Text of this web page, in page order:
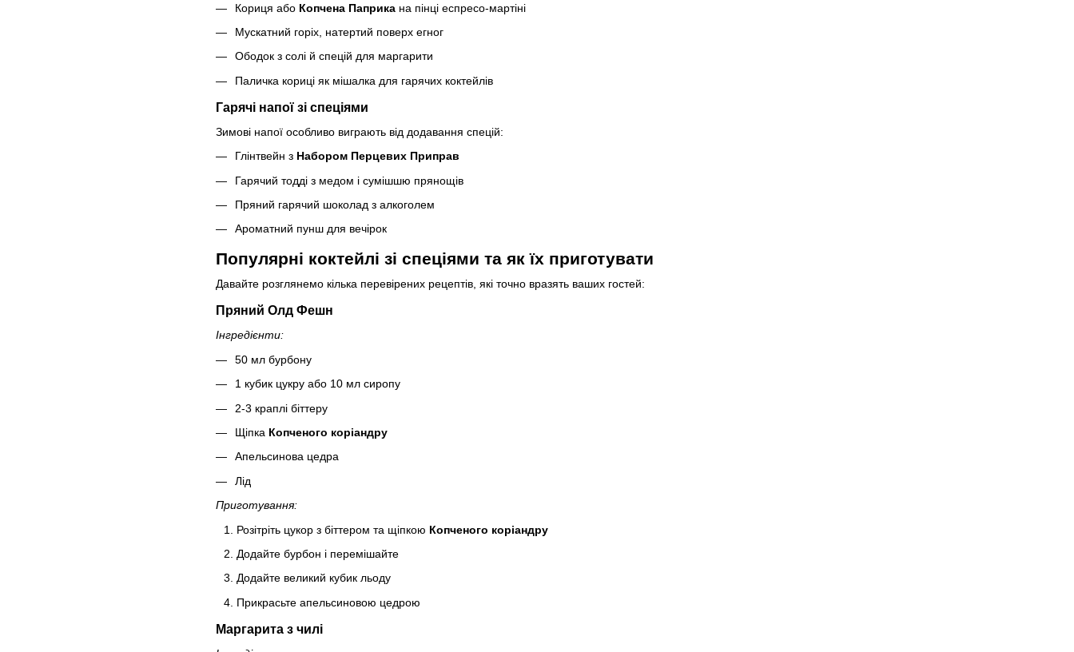
Кориця або Копчена Паприка на пінці еспресо-мартіні
Мускатний горіх, натертий поверх егног
Ободок з солі й спецій для маргарити
Паличка кориці як мішалка для гарячих коктейлів
Гарячі напої зі спеціями
Зимові напої особливо виграють від додавання спецій:
Глінтвейн з Набором Перцевих Приправ
Гарячий тодді з медом і сумішшю прянощів
Пряний гарячий шоколад з алкоголем
Ароматний пунш для вечірок
Популярні коктейлі зі спеціями та як їх приготувати
Давайте розглянемо кілька перевірених рецептів, які точно вразять ваших гостей:
Пряний Олд Фешн
Інгредієнти:
50 мл бурбону
1 кубик цукру або 10 мл сиропу
2-3 краплі біттеру
Щіпка Копченого коріандру
Апельсинова цедра
Лід
Приготування:
Розітріть цукор з біттером та щіпкою Копченого коріандру
Додайте бурбон і перемішайте
Додайте великий кубик льоду
Прикрасьте апельсиновою цедрою
Маргарита з чилі